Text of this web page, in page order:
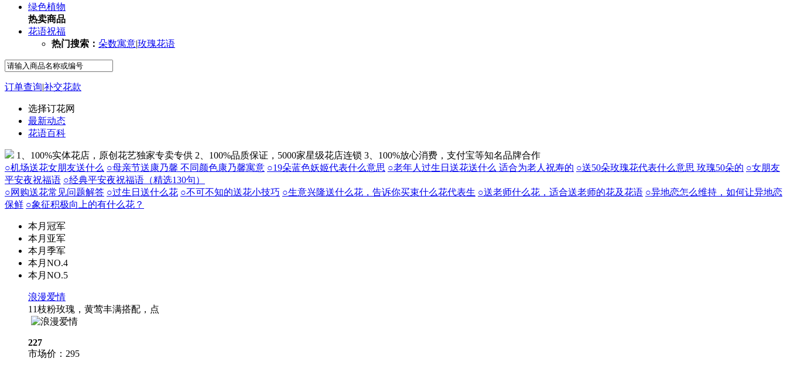
绿色植物
热卖商品
花语祝福
热门搜索： 朵数寓意|玫瑰花语
订单查询|补交花款
选择订花网
最新动态
花语百科
1、100%实体花店，原创花艺独家专卖专供 2、100%品质保证，5000家星级花店连锁 3、100%放心消费，支付宝等知名品牌合作
○机场送花女朋友送什么 ○母亲节送康乃馨 不同颜色康乃馨寓意 ○19朵蓝色妖姬代表什么意思 ○老年人过生日送花送什么 适合为老人祝寿的 ○送50朵玫瑰花代表什么意思 玫瑰50朵的 ○女朋友
平安夜祝福语 ○经典平安夜祝福语（精选130句）
○网购送花常见问题解答 ○过生日送什么花 ○不可不知的送花小技巧 ○生意兴隆送什么花，告诉你买束什么花代表生 ○送老师什么花，适合送老师的花及花语 ○异地恋怎么维持，如何让异地恋
保鲜 ○象征积极向上的有什么花？
本月冠军
本月亚军
本月季军
本月NO.4
本月NO.5
浪漫爱情
11枝粉玫瑰，黄莺丰满搭配，点
227
市场价： 295